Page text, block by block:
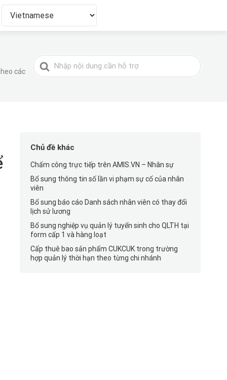
các
Tìm
kiếm
Chủ đề khác
Chấm công trực tiếp trên AMIS.VN – Nhân sự
Bổ sung thông tin số lần vi phạm sự cố của nhân
viên
Bổ sung báo cáo Danh sách nhân viên có thay đổi
lịch sử lương
Bổ sung nghiệp vụ quản lý tuyển sinh cho QLTH tại
form cấp 1 và hàng loạt
Cấp thuê bao sản phẩm CUKCUK trong trường
hợp quản lý thời hạn theo từng chi nhánh